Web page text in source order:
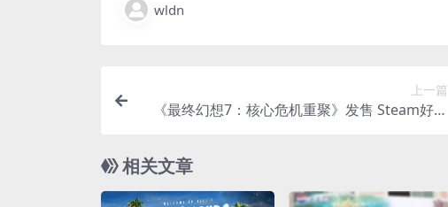
wldn
上一篇
《最终幻想7：核心危机重聚》发售 Steam好评
相关文章